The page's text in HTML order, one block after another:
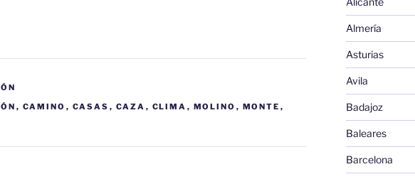
, CAMINO , CASAS , CAZA , CLIMA , MOLINO , MONTE ,
Almería
Asturias
Avila
Badajoz
Baleares
Barcelona